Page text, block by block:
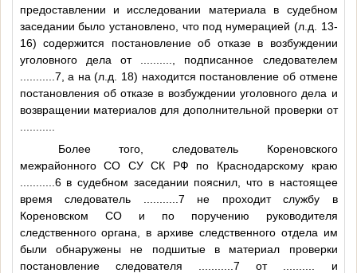
предоставлении и исследовании материала в судебном
заседании было установлено, что под нумерацией (л.д. 13-
16) содержится постановление об отказе в возбуждении
уголовного дела от
, подписанное следователем
...........7 , а на (л.д. 18) находится постановление об отмене
постановления об отказе в возбуждении уголовного дела и
возвращении материалов для дополнительной проверки от
Более того, следователь Кореновского
межрайонного СО СУ СК РФ по Краснодарскому краю
...........6в судебном заседании пояснил, что в настоящее
время следователь
...........7 не проходит службу в
Кореновском СО и по поручению руководителя
следственного органа, в архиве следственного отдела им
были обнаружены не подшитые в материал проверки
постановление следователя
...........7 от
и